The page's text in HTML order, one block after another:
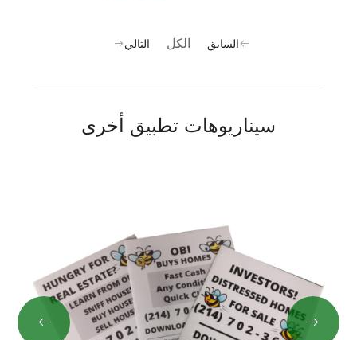
السابق الكل التالي
سيناريوهات تطبيق أخرى